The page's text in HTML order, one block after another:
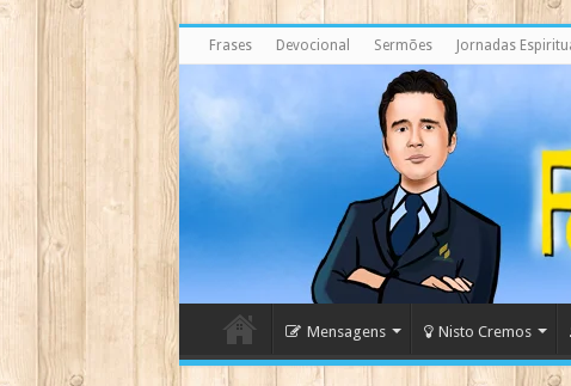
Frases Devocional Sermões Jornadas
Mensagens Nisto Cremos